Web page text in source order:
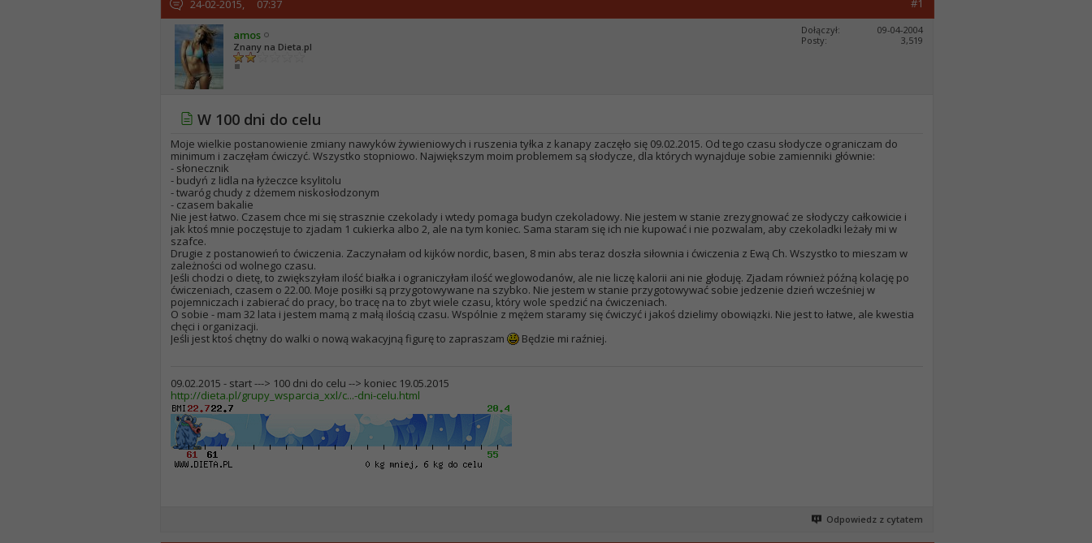
24-02-2015, 07:37 #1
amos
Znany na Dieta.pl
Dołączył
09-04-2004
Posty
3,519
W 100 dni do celu
Moje wielkie postanowienie zmiany nawyków żywieniowych i ruszenia tyłka z kanapy zaczęło się 09.02.2015. Od tego czasu słodycze ograniczam do
minimum i zaczęłam ćwiczyć. Wszystko stopniowo. Największym moim problemem są słodycze, dla których wynajduje sobie zamienniki głównie:
- słonecznik
- budyń z lidla na łyżeczce ksylitolu
- twaróg chudy z dżemem niskosłodzonym
- czasem bakalie
Nie jest łatwo. Czasem chce mi się strasznie czekolady i wtedy pomaga budyn czekoladowy. Nie jestem w stanie zrezygnować ze słodyczy całkowicie i
jak ktoś mnie poczęstuje to zjadam 1 cukierka albo 2, ale na tym koniec. Sama staram się ich nie kupować i nie pozwalam, aby czekoladki leżały mi w
szafce.
Drugie z postanowień to ćwiczenia. Zaczynałam od kijków nordic, basen, 8 min abs teraz doszła siłownia i ćwiczenia z Ewą Ch. Wszystko to mieszam w
zależności od wolnego czasu.
Jeśli chodzi o dietę, to zwiększyłam ilość białka i ograniczyłam ilość weglowodanów, ale nie liczę kalorii ani nie głoduję. Zjadam również późną kolację po
ćwiczeniach, czasem o 22.00. Moje posiłki są przygotowywane na szybko. Nie jestem w stanie przygotowywać sobie jedzenie dzień wcześniej w
pojemniczach i zabierać do pracy, bo tracę na to zbyt wiele czasu, który wole spedzić na ćwiczeniach.
O sobie - mam 32 lata i jestem mamą z małą ilością czasu. Wspólnie z mężem staramy się ćwiczyć i jakoś dzielimy obowiązki. Nie jest to łatwe, ale kwestia
chęci i organizacji.
Jeśli jest ktoś chętny do walki o nową wakacyjną figurę to zapraszam
Będzie mi raźniej.
09.02.2015 - start ---> 100 dni do celu --> koniec 19.05.2015
http://dieta.pl/grupy_wsparcia_xxl/c...-dni-celu.html
Odpowiedz z cytatem